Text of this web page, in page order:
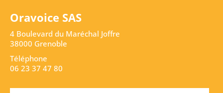
Oravoice SAS
4 Boulevard du Maréchal Joffre
38000 Grenoble
Téléphone
06 23 37 47 80